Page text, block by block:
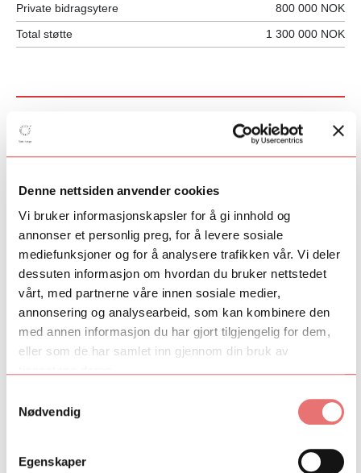
Denne nettsiden anvender cookies
Vi bruker informasjonskapsler for å gi innhold og
annonser et personlig preg, for å levere sosiale
mediefunksjoner og for å analysere trafikken vår. Vi deler
dessuten informasjon om hvordan du bruker nettstedet
vårt, med partnerne våre innen sosiale medier,
annonsering og analysearbeid, som kan kombinere den
med annen informasjon du har gjort tilgjengelig for dem,
eller som de har samlet inn gjennom din bruk av
Nødvendig
Egenskaper
Private bidragsytere
800 000 NOK
Total støtte
1 300 000 NOK
Dans
Klassisk musikk
Film og spill
Litteratur
Visuell kunst
Regionalt
Dirigentløftet
ArtEx
ArtEx English